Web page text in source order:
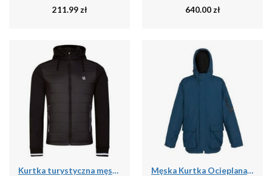
211.99 zł 640.00 zł
Kurtka turystyczna męska Dare2b Shield softshell Męska Kurtka Ocieplana Volter